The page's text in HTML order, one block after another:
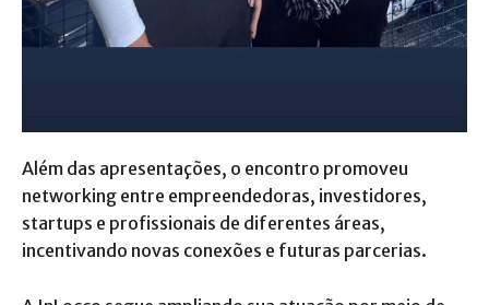
Além das apresentações, o encontro promoveu
networking entre empreendedoras, investidores,
startups e profissionais de diferentes áreas,
incentivando novas conexões e futuras parcerias.